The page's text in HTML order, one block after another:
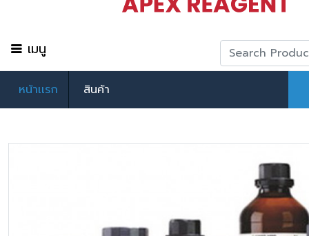
เมนู
หน้าเเรก สินค้า